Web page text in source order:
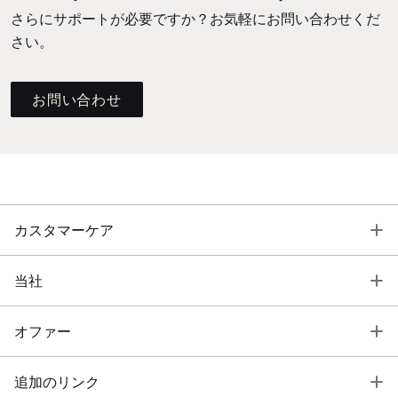
さらにサポートが必要ですか？お気軽にお問い合わせくだ
さい。
お問い合わせ
カスタマーケア
当社
オファー
追加のリンク